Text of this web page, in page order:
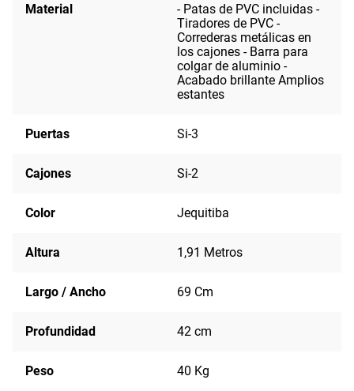
Material
- Patas de PVC incluidas -
Tiradores de PVC -
Correderas metálicas en
los cajones - Barra para
colgar de aluminio -
Acabado brillante Amplios
estantes
Puertas Si-3
Cajones Si-2
Color Jequitiba
Altura 1,91 Metros
Largo / Ancho 69 Cm
Profundidad 42 cm
Peso 40 Kg